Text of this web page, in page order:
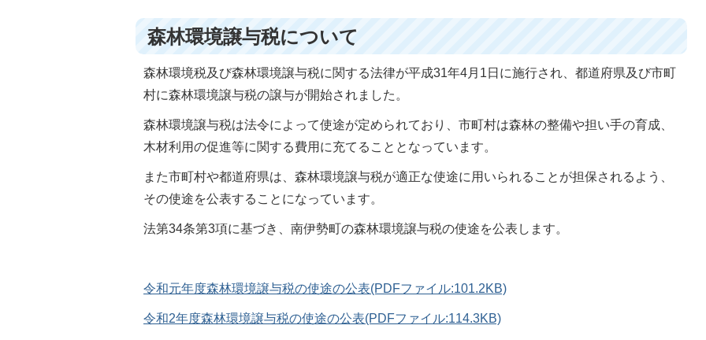
森林環境譲与税について
森林環境税及び森林環境譲与税に関する法律が平成31年4月1日に施行され、都道府県及び市町
村に森林環境譲与税の譲与が開始されました。
森林環境譲与税は法令によって使途が定められており、市町村は森林の整備や担い手の育成、
木材利用の促進等に関する費用に充てることとなっています。
また市町村や都道府県は、森林環境譲与税が適正な使途に用いられることが担保されるよう、
その使途を公表することになっています。
法第34条第3項に基づき、南伊勢町の森林環境譲与税の使途を公表します。
令和元年度森林環境譲与税の使途の公表(PDFファイル:101.2KB)
令和2年度森林環境譲与税の使途の公表(PDFファイル:114.3KB)